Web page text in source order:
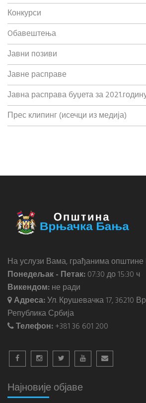
Конкурси
Oбавештења
Јавни позиви
Јавне расправе
Јавна расправа буџета за
Прес клипинг (исечци из медија)
На услузи Вама, грађанима
Понедељак - Петак:07:30 до 15:30 ч
Викендом:не ради
Адреса:Ул. Крушевачка 17, 36210
Република Србија
Телефон:+381 36 601 200
Најновије објаве